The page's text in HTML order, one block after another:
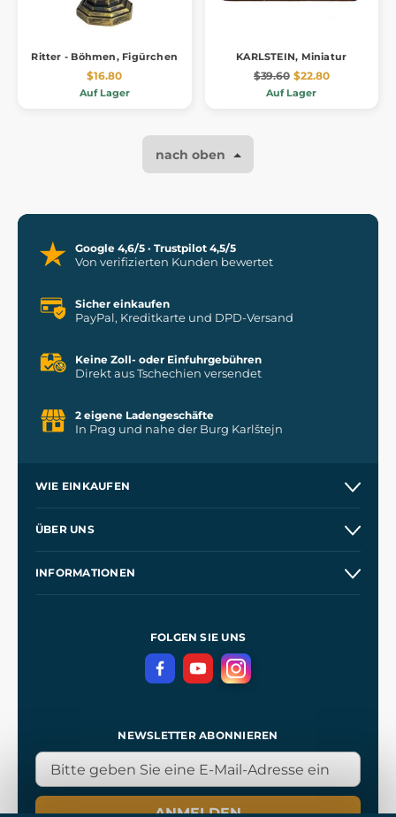
Ritter - Böhmen, Figürchen
$16.80
Auf Lager
KARLSTEIN, Miniatur
$39.60 $22.80
Auf Lager
nach oben
Google 4,6/5 · Trustpilot 4,5/5
Von verifizierten Kunden bewertet
Sicher einkaufen
PayPal, Kreditkarte und DPD-Versand
Keine Zoll- oder Einfuhrgebühren
Direkt aus Tschechien versendet
2 eigene Ladengeschäfte
In Prag und nahe der Burg Karlštejn
WIE EINKAUFEN
Kontakt
ÜBER UNS
INFORMATIONEN
DatenschutzerklärungFOLGEN SIE UNS
NEWSLETTER ABONNIEREN
ANMELDEN